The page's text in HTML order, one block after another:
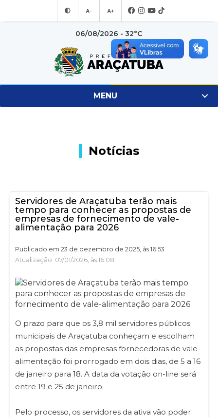
A- A+
06/08/2026 - 32°C
MENU
Notícias
Servidores de Araçatuba terão mais
tempo para conhecer as propostas de
empresas de fornecimento de vale-
alimentação para 2026
Publicado em 23 de dezembro de 2025, às 16:53
Atualização: 07/01/2026, às 16:08
O prazo para que os 3,8 mil servidores públicos
municipais de Araçatuba conheçam e escolham
as propostas das empresas fornecedoras de vale-
alimentação foi prorrogado em dois dias, de 5 a 16
de janeiro para 18. A data da votação on-line será
entre 19 e 25 de janeiro.
Pelo processo, os servidores da ativa vão poder